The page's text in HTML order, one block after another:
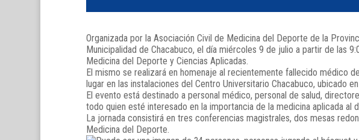
Organizada por la Asociación Civil de Medicina del Deporte de la
Municipalidad de Chacabuco, el día miércoles 9 de julio a partir de las
Medicina del Deporte y Ciencias Aplicadas.
El mismo se realizará en homenaje al recientemente fallecido médico
lugar en las instalaciones del Centro Universitario Chacabuco, ubicado
El evento está destinado a personal médico, personal de salud,
todo quien esté interesado en la importancia de la medicina aplicada al
La jornada consistirá en tres conferencias magistrales, dos mesas
Medicina del Deporte.